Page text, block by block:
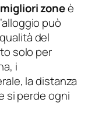
zoneè
può
del
solo per
i
la distanza
si perde ogni